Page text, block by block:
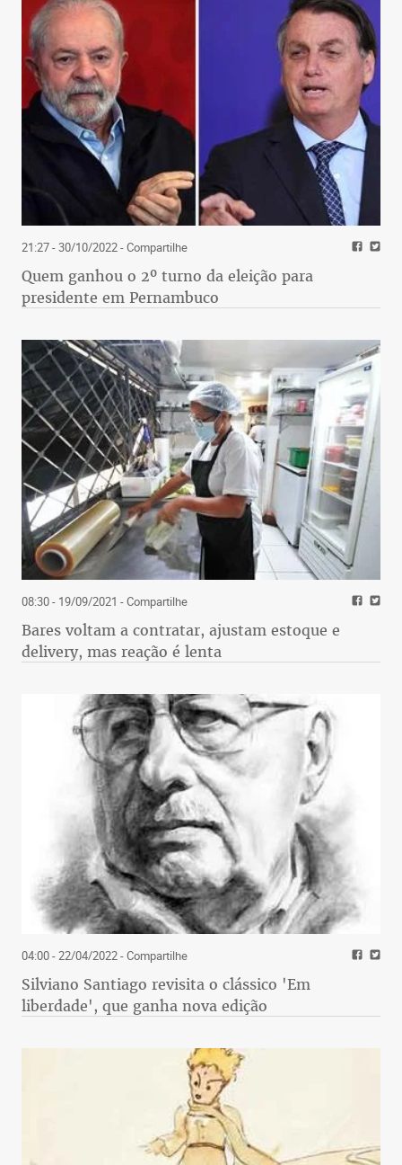
21:27 - 30/10/2022- Compartilhe
Quem ganhou o 2º turno da eleição para
presidente em Pernambuco
08:30 - 19/09/2021 - Compartilhe
Bares voltam a contratar, ajustam estoque e
delivery, mas reação é lenta
04:00 - 22/04/2022- Compartilhe
Silviano Santiago revisita o clássico 'Em
liberdade', que ganha nova edição